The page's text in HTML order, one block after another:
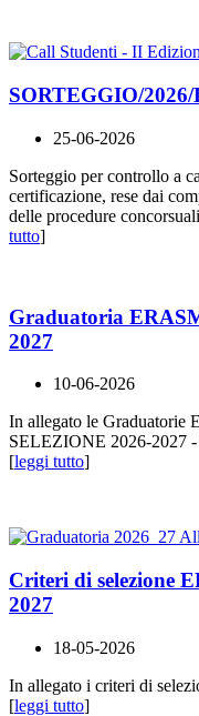
SORTEGGIO/
25-06-2026
Sorteggio per controllo a
certificazione, rese dai
delle procedure
tutto]
Graduatoria
2027
10-06-2026
In allegato le
SELEZIONE 2026-2027 -
[leggi tutto]
Criteri di selezione
2027
18-05-2026
In allegato i criteri di
[leggi tutto]